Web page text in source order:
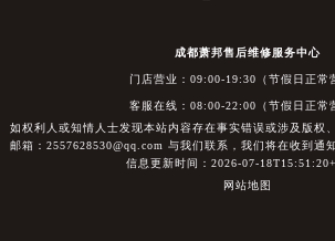
成都萧邦售后维修服务中心
门店营业：09:00-19:30（节假日正常
客服在线：08:00-22:00（节假日正常
如权利人或知情人士发现本站内容存在事实错误或涉及版权
邮箱：2557628530@qq.com 与我们联系，我们将在收到通
信息更新时间：2026-07-
网站地图